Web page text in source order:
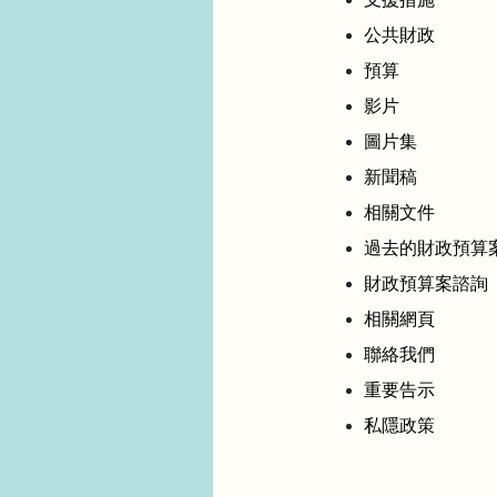
公共財政
預算
影片
圖片集
新聞稿
相關文件
過去的財政預算
財政預算案諮詢
相關網頁
聯絡我們
重要告示
私隱政策